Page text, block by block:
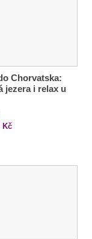
Chorvatska:
jezera i relax u
Kč